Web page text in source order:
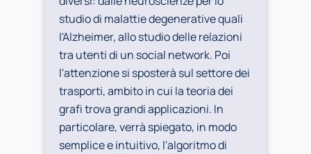
studio di malattie degenerative quali
l'Alzheimer, allo studio delle relazioni
tra utenti di un social network. Poi
l'attenzione si sposterà sul settore dei
trasporti, ambito in cui la teoria dei
grafi trova grandi applicazioni. In
particolare, verrà spiegato, in modo
semplice e intuitivo, l'algoritmo di